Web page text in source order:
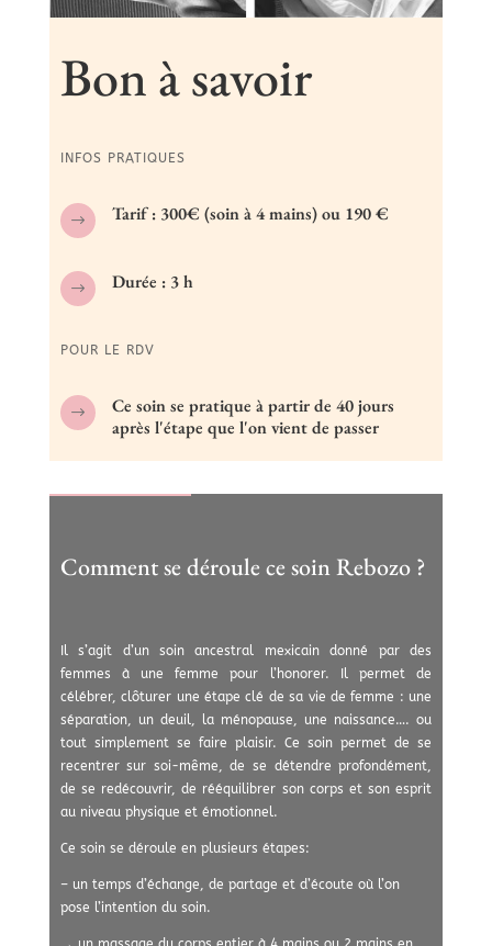
Bon à savoir
INFOS PRATIQUES
$ Tarif : 300€ (soin à 4 mains) ou 190 €
$ Durée : 3 h
POUR LE RDV
$
Ce soin se pratique à partir de 40 jours
après l'étape que l'on vient de passer
Comment se déroule ce soin Rebozo ?
Il s’agit d’un soin ancestral mexicain donné par des
femmes à une femme pour l’honorer. Il permet de
célébrer, clôturer une étape clé de sa vie de femme : une
séparation, un deuil, la ménopause, une naissance…. ou
tout simplement se faire plaisir. Ce soin permet de se
recentrer sur soi-même, de se détendre profondément,
de se redécouvrir, de rééquilibrer son corps et son esprit
au niveau physique et émotionnel.
Ce soin se déroule en plusieurs étapes:
– un temps d’échange, de partage et d’écoute où l’on
pose l’intention du soin.